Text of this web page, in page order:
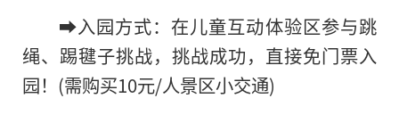
➡️入园方式：在儿童互动体验区参与跳
绳、踢毽子挑战，挑战成功，直接免门票入
园！(需购买10元/人景区小交通)